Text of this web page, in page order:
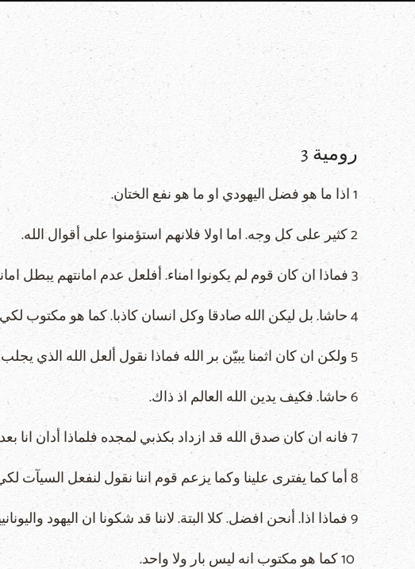
رومية 3
1 اذا ما هو فضل اليهودي او ما هو نفع الختان.
2 كثير على كل وجه. اما اولا فلانهم استؤمنوا على أقوال الله.
3 فماذا ان كان قوم لم يكونوا امناء. أفلعل عدم امانتهم يبطل امانة الله.
4 حاشا. بل ليكن الله صادقا وكل انسان كاذبا. كما هو مكتوب لكي تتبرر في كلامك وتغلب متى حوكمت
5 ولكن ان كان اثمنا يبيّن بر الله فماذا نقول ألعل الله الذي يجلب الغضب ظالم. اتكلم بحسب الانسان.
6 حاشا. فكيف يدين الله العالم اذ ذاك.
7 فانه ان كان صدق الله قد ازداد بكذبي لمجده فلماذا أدان انا بعد كخاطئ.
8 أما كما يفترى علينا وكما يزعم قوم اننا نقول لنفعل السيآت لكي تأتي الخيرات. الذين دينونتهم عادلة
9 فماذا اذا. أنحن افضل. كلا البتة. لاننا قد شكونا ان اليهود واليونانيين اجمعين تحت الخطية